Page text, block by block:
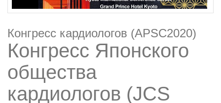
Конгресс кардиологов (APSC2020)
Конгресс Японского
общества
кардиологов (JCS